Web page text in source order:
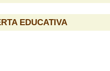
EDUCATIVA